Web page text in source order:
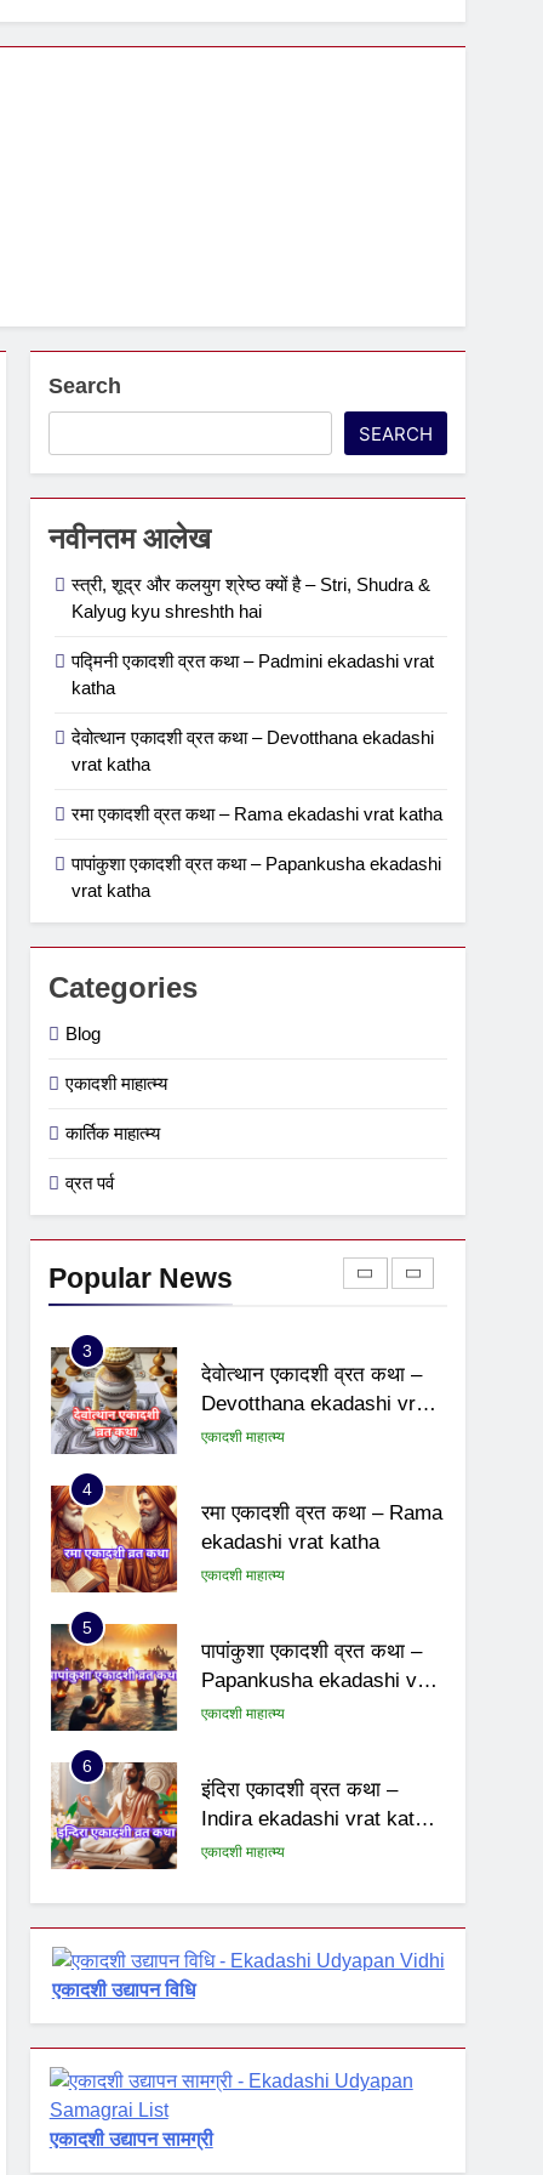
Search
SEARCH
नवीनतम आलेख
स्त्री, शूद्र और कलयुग श्रेष्ठ क्यों है – Stri, Shudra &
Kalyug kyu shreshth hai
पद्मिनी एकादशी व्रत कथा – Padmini ekadashi vrat
katha
देवोत्थान एकादशी व्रत कथा – Devotthana ekadashi
vrat katha
रमा एकादशी व्रत कथा – Rama ekadashi vrat katha
पापांकुशा एकादशी व्रत कथा – Papankusha ekadashi
vrat katha
Categories
Blog
एकादशी माहात्म्य
कार्तिक माहात्म्य
व्रत पर्व
Popular News
5
पापांकुशा एकादशी व्रत कथा –
Papankusha ekadashi vrat
katha
एकादशी माहात्म्य
6
in hindi
एकादशी माहात्म्य
जयंती एकादशी व्रत कथा –
katha in hindi
1
2
पद्मिनी एकादशी व्रत कथा –
Padmini ekadashi vrat
katha
3
देवोत्थान एकादशी व्रत कथा –
Devotthana ekadashi vrat
katha
एकादशी माहात्म्य
4
रमा एकादशी व्रत कथा – Rama
ekadashi vrat katha
एकादशी माहात्म्य
5
पापांकुशा एकादशी व्रत कथा –
Papankusha ekadashi vrat
katha
एकादशी माहात्म्य
6
इंदिरा एकादशी व्रत कथा –
Indira ekadashi vrat katha
in hindi
एकादशी माहात्म्य
7
जयंती एकादशी व्रत कथा –
Jayanti ekadashi vrat
ekadashi katha in hindi
एकादशी माहात्म्य
एकादशी उद्यापन विधि
एकादशी उद्यापन सामग्री